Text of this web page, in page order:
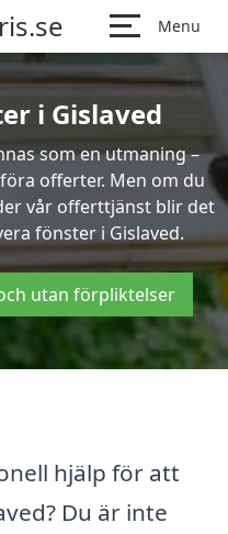
Menu
i Gislaved
som en utmaning –
offerter. Men om du
vår offerttjänst blir det
fönster i Gislaved.
utan förpliktelser
hjälp för att
Du är inte